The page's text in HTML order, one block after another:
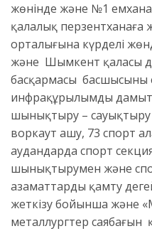
жөнінде және №1
қалалық перзентханаға
орталығына күрделі
және Шымкент қаласы
басқармасы басшысының
инфрақұрылымды
шынықтыру – сауықтыру
воркаут ашу, 73 спорт
аудандарда спорт
шынықтырумен және
азаматтарды қамту
жеткізу бойынша және
металлургтер саябағын